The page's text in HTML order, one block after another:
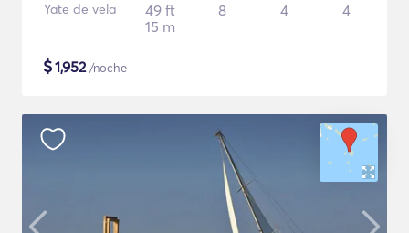
Yate de vela
49 ft
15 m
8 4 4
$1,952/noche